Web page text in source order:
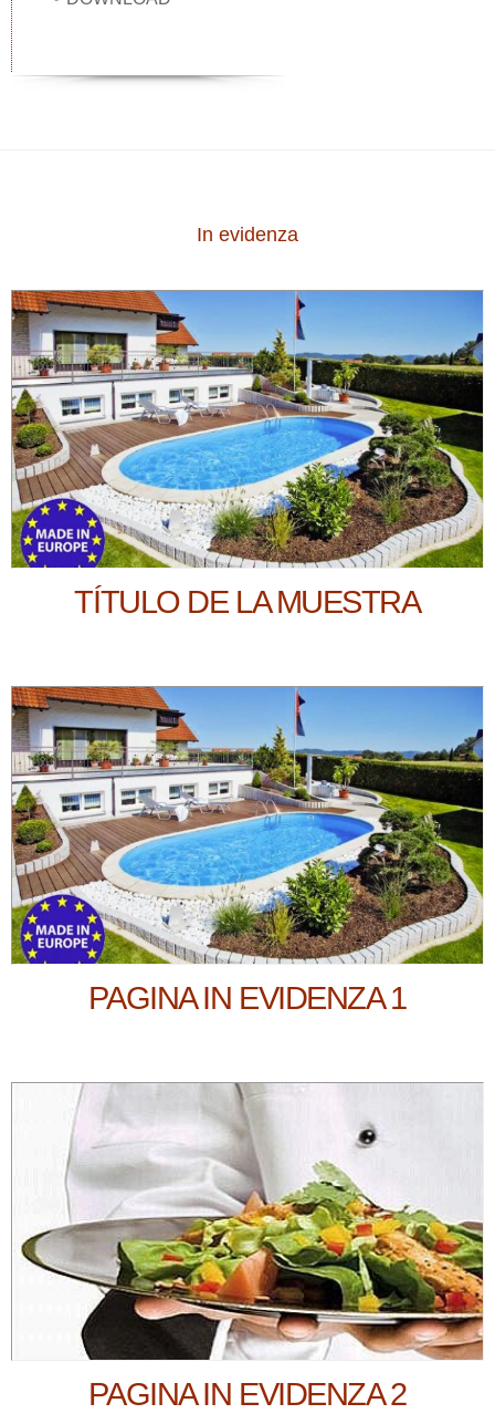
In evidenza
TÍTULO DE LA MUESTRA
PAGINA IN EVIDENZA 1
PAGINA IN EVIDENZA 2